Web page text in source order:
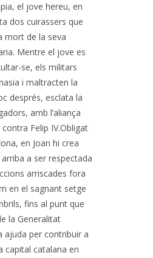
el jove hereu, en
dos cuirassers que
mort de la seva
Mentre el jove es
se, els militars
i maltracten la
després, esclata la
amb l’aliança
Felip IV.Obligat
en Joan hi crea
a ser respectada
arriscades fora
en el sagnant setge
fins al punt que
la Generalitat
ajuda per contribuir a
capital catalana en